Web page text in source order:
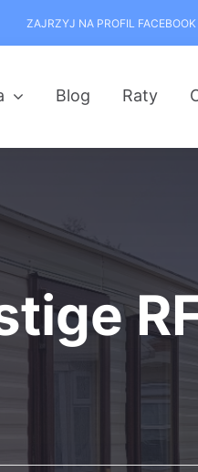
ZAJRZYJ NA PROFIL FACEBOOK
Blog Raty